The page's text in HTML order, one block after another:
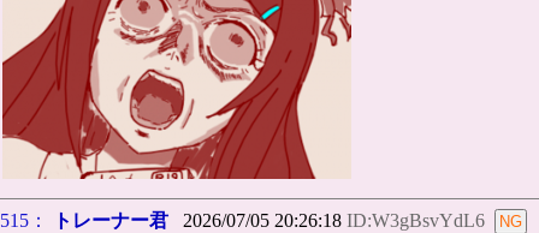
515： トレーナー君 2026/07/05 20:26:18 ID:W3gBsvYdL6